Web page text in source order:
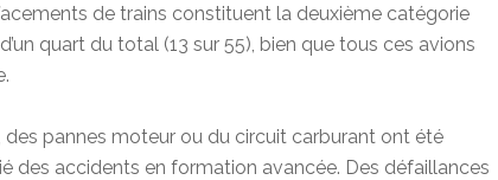
de trains constituent la deuxième catégorie
quart du total (13 sur 55), bien que tous ces avions
des pannes moteur ou du circuit carburant ont été
des accidents en formation avancée. Des défaillances